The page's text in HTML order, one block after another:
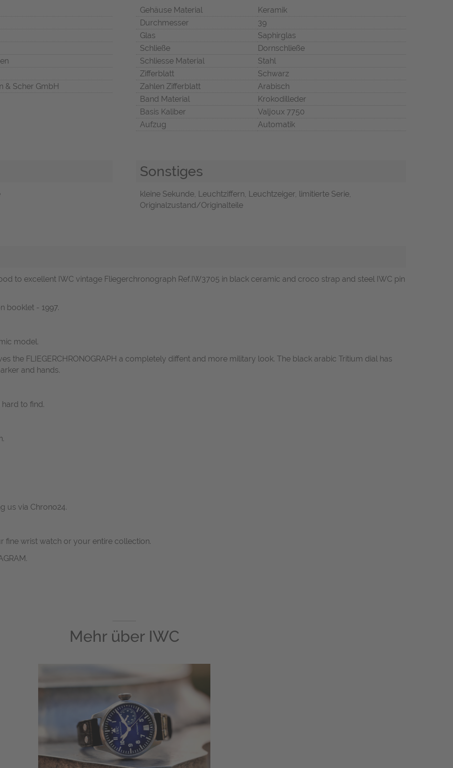
& Scher GmbH
Gehäuse Material
Keramik
Durchmesser
39
Glas
Saphirglas
Schließe
Dornschließe
Schliesse Material
Stahl
Zifferblatt
Schwarz
Zahlen Zifferblatt
Arabisch
Band Material
Krokodilleder
Basis Kaliber
Valjoux 7750
Aufzug
Automatik
Sonstiges
kleine Sekunde, Leuchtziffern, Leuchtzeiger, limitierte Serie,
Originalzustand/Originalteile
to excellent IWC vintage Fliegerchronograph Ref.IW3705 in black ceramic and croco strap and steel IWC pin
booklet - 1997.
model.
the FLIEGERCHRONOGRAPH a completely diffent and more military look. The black arabic Tritium dial has
and hands.
to find.
us via Chrono24.
fine wrist watch or your entire collection.
Mehr über IWC